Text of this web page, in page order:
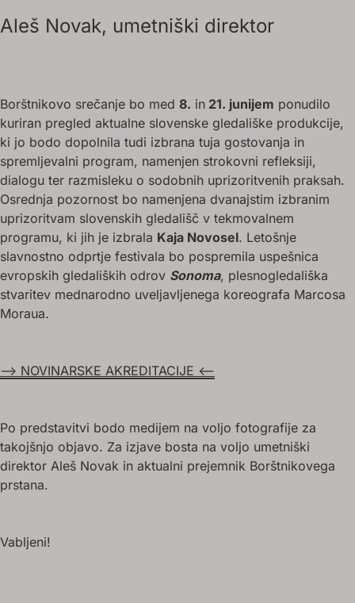
Aleš Novak, umetniški direktor
Borštnikovo srečanje bo med 8. in 21. junijem ponudilo
kuriran pregled aktualne slovenske gledališke produkcije,
ki jo bodo dopolnila tudi izbrana tuja gostovanja in
spremljevalni program, namenjen strokovni refleksiji,
dialogu ter razmisleku o sodobnih uprizoritvenih praksah.
Osrednja pozornost bo namenjena dvanajstim izbranim
uprizoritvam slovenskih gledališč v tekmovalnem
programu, ki jih je izbrala Kaja Novosel. Letošnje
slavnostno odprtje festivala bo pospremila uspešnica
evropskih gledaliških odrov Sonoma, plesnogledališka
stvaritev mednarodno uveljavljenega koreografa Marcosa
Moraua.
--> NOVINARSKE AKREDITACIJE <--
Po predstavitvi bodo medijem na voljo fotografije za
takojšnjo objavo. Za izjave bosta na voljo umetniški
direktor Aleš Novak in aktualni prejemnik Borštnikovega
prstana.
Vabljeni!